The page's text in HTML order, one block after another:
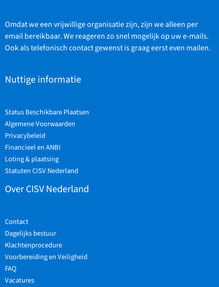
Omdat we een vrijwillige organisatie zijn, zijn we alleen per
email bereikbaar. We reageren zo snel mogelijk op uw e-mails.
Ook als telefonisch contact gewenst is graag eerst even mailen.
Nuttige informatie
Status Beschikbare Plaatsen
Algemene Voorwaarden
Privacybeleid
Financieel en ANBI
Loting & plaatsing
Statuten CISV Nederland
Over CISV Nederland
Contact
Dagelijks bestuur
Klachtenprocedure
Voorbereiding en Veiligheid
FAQ
Vacatures